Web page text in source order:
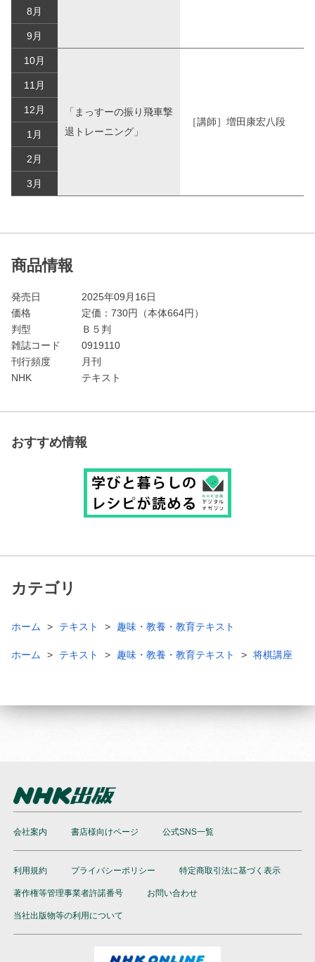
8月
9月
10月
「まっすーの振り飛車撃
退トレーニング」
［講師］増田康宏八段
11月
12月
1月
2月
3月
商品情報
発売日
2025年09月16日
価格
定価： 730円（本体664円）
判型
Ｂ５判
雑誌コード
0919110
刊行頻度
月刊
NHK
テキスト
おすすめ情報
カテゴリ
ホーム テキスト 趣味・教養・教育テキスト
ホーム テキスト 趣味・教養・教育テキスト 将棋講座
会社案内 書店様向けページ 公式SNS一覧
利用規約 プライバシーポリシー 特定商取引法に基づく表示
著作権等管理事業者許諾番号 お問い合わせ
当社出版物等の利用について